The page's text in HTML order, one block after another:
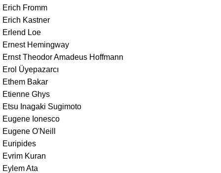
Erich Fromm
Erich Kastner
Erlend Loe
Ernest Hemingway
Ernst Theodor Amadeus Hoffmann
Erol Üyepazarcı
Ethem Bakar
Etienne Ghys
Etsu Inagaki Sugimoto
Eugene Ionesco
Eugene O'Neill
Euripides
Evrim Kuran
Eylem Ata